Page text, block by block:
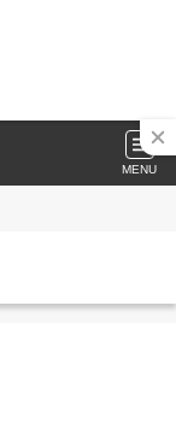
MENU